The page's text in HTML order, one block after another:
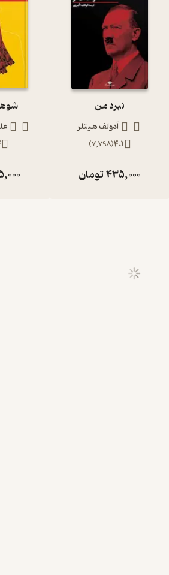
نبرد من
آدولف هیتلر
4.1
(
7,798
)
435,000تومان